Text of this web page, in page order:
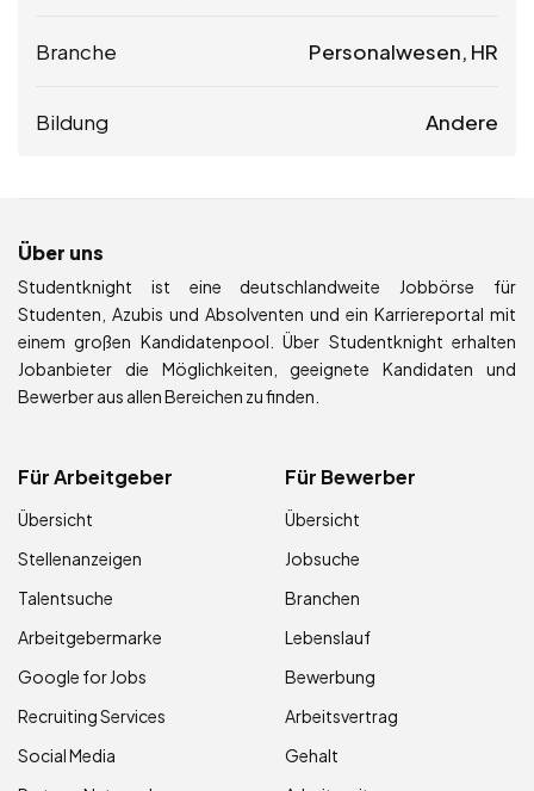
Branche Personalwesen, HR
Bildung Andere
Über uns
Studentknight ist eine deutschlandweite Jobbörse für
Studenten, Azubis und Absolventen und ein Karriereportal mit
einem großen Kandidatenpool. Über Studentknight erhalten
Jobanbieter die Möglichkeiten, geeignete Kandidaten und
Bewerber aus allen Bereichen zu finden.
Für Arbeitgeber
Übersicht
Stellenanzeigen
Talentsuche
Arbeitgebermarke
Google for Jobs
Recruiting Services
Social Media
Für Bewerber
Übersicht
Jobsuche
Branchen
Lebenslauf
Bewerbung
Arbeitsvertrag
Gehalt